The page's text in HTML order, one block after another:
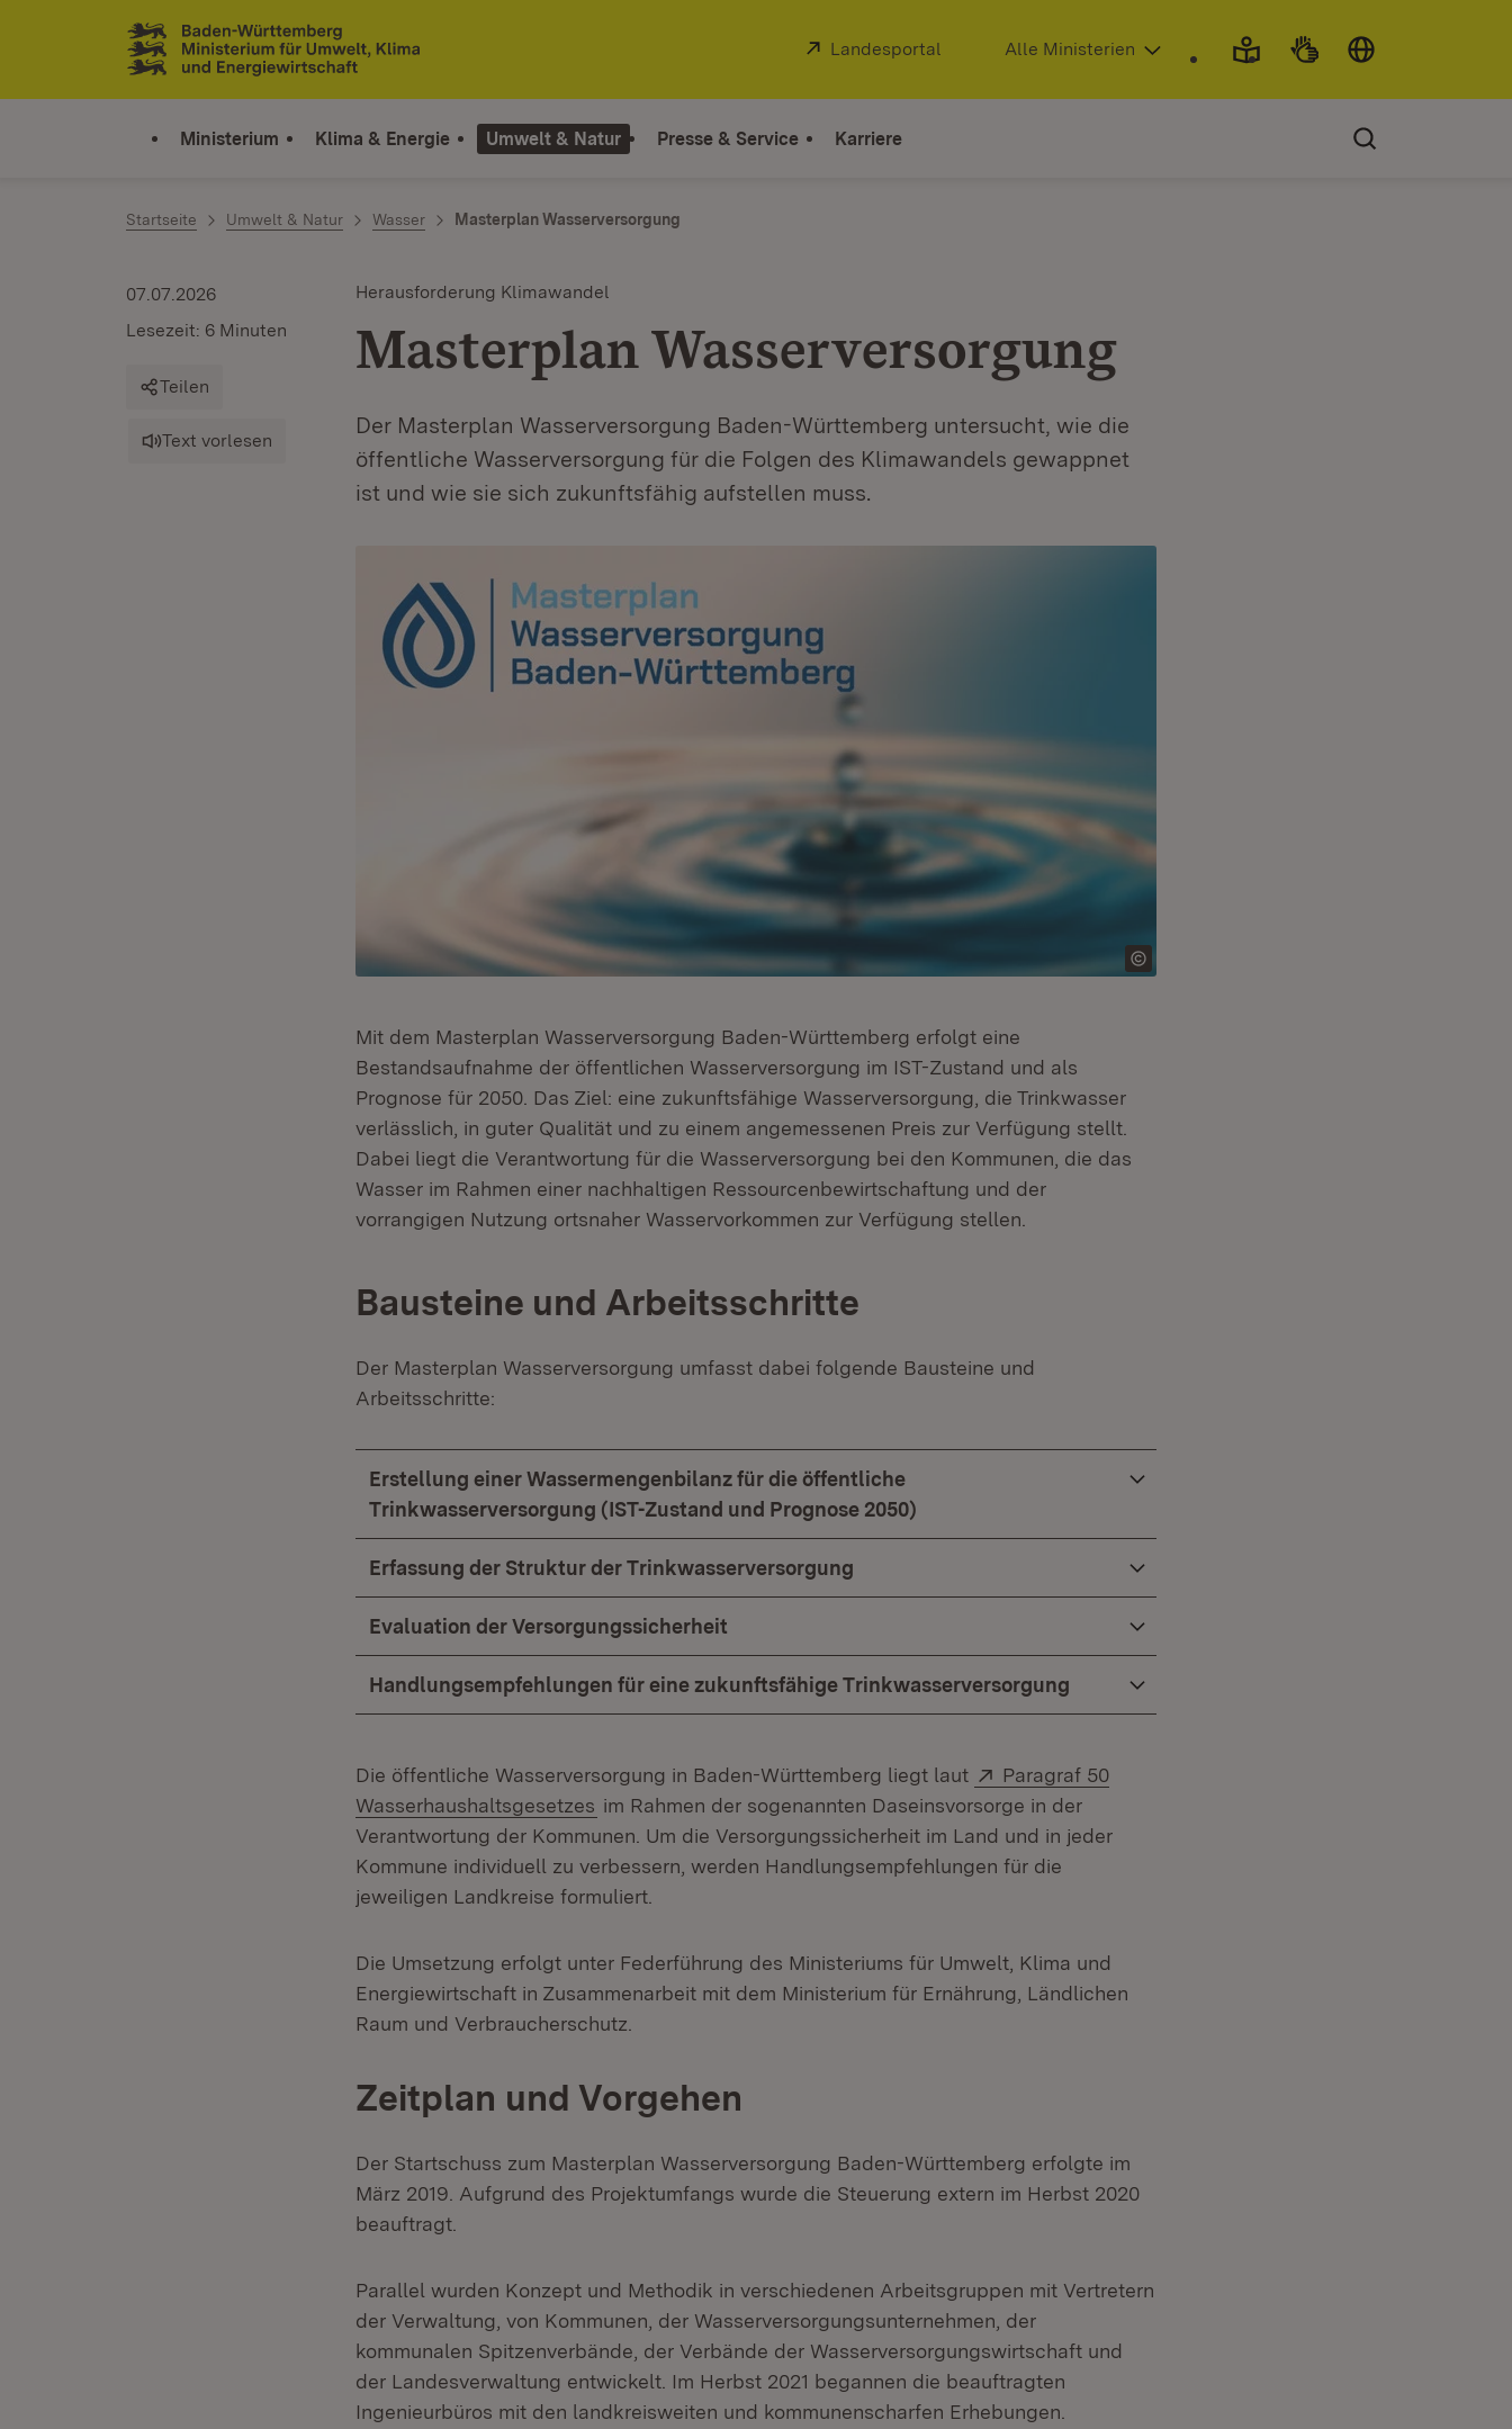
Zum Inhalt springen
Link zur Startseite
Extern:
Landesportal (Öffnet in neuem Fenster)
Alle Ministerien
Ministerium Klima & Energie Umwelt & Natur Presse & Service Karriere
Startseite Umwelt & Natur Wasser Masterplan Wasserversorgung
Herausforderung Klimawandel
Masterplan Wasserversorgung
Der Masterplan Wasserversorgung Baden-Württemberg untersucht, wie die
öffentliche Wasserversorgung für die Folgen des Klimawandels gewappnet
ist und wie sie sich zukunftsfähig aufstellen muss.
07.07.2026
Lesezeit: 6 Minuten
Teilen
Text vorlesen
Mit dem Masterplan Wasserversorgung Baden-Württemberg erfolgt eine
Bestandsaufnahme der öffentlichen Wasserversorgung im IST-Zustand und als
Prognose für 2050. Das Ziel: eine zukunftsfähige Wasserversorgung, die Trinkwasser
verlässlich, in guter Qualität und zu einem angemessenen Preis zur Verfügung stellt.
Dabei liegt die Verantwortung für die Wasserversorgung bei den Kommunen, die das
Wasser im Rahmen einer nachhaltigen Ressourcenbewirtschaftung und der
vorrangigen Nutzung ortsnaher Wasservorkommen zur Verfügung stellen.
Bausteine und Arbeitsschritte
Der Masterplan Wasserversorgung umfasst dabei folgende Bausteine und
Arbeitsschritte:
Erstellung einer Wassermengenbilanz für die öffentliche
Trinkwasserversorgung (IST-Zustand und Prognose 2050)
Erfassung der Struktur der Trinkwasserversorgung
Evaluation der Versorgungssicherheit
Handlungsempfehlungen für eine zukunftsfähige Trinkwasserversorgung
Die öffentliche Wasserversorgung in Baden-Württemberg liegt laut Extern:
Paragraf 50
Wasserhaushaltsgesetzes (Öffnet in neuem Fenster)
im Rahmen der sogenannten Daseinsvorsorge in der
Verantwortung der Kommunen. Um die Versorgungssicherheit im Land und in jeder
Kommune individuell zu verbessern, werden Handlungsempfehlungen für die
jeweiligen Landkreise formuliert.
Die Umsetzung erfolgt unter Federführung des Ministeriums für Umwelt, Klima und
Energiewirtschaft in Zusammenarbeit mit dem Ministerium für Ernährung, Ländlichen
Raum und Verbraucherschutz.
Zeitplan und Vorgehen
Der Startschuss zum Masterplan Wasserversorgung Baden-Württemberg erfolgte im
März 2019. Aufgrund des Projektumfangs wurde die Steuerung extern im Herbst 2020
beauftragt.
Parallel wurden Konzept und Methodik in verschiedenen Arbeitsgruppen mit Vertretern
der Verwaltung, von Kommunen, der Wasserversorgungsunternehmen, der
kommunalen Spitzenverbände, der Verbände der Wasserversorgungswirtschaft und
der Landesverwaltung entwickelt. Im Herbst 2021 begannen die beauftragten
Ingenieurbüros mit den landkreisweiten und kommunenscharfen Erhebungen.